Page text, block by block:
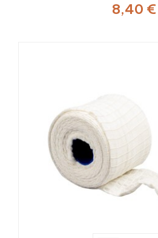
8,40 €